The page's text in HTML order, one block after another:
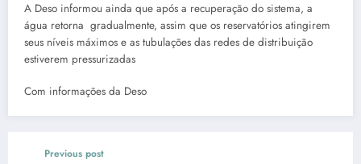
A Deso informou ainda que após a recuperação do sistema, a
água retorna gradualmente, assim que os reservatórios atingirem
seus níveis máximos e as tubulações das redes de distribuição
estiverem pressurizadas
Com informações da Deso
Previous post